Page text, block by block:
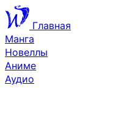
Главная
Манга
Новеллы
Аниме
Аудио